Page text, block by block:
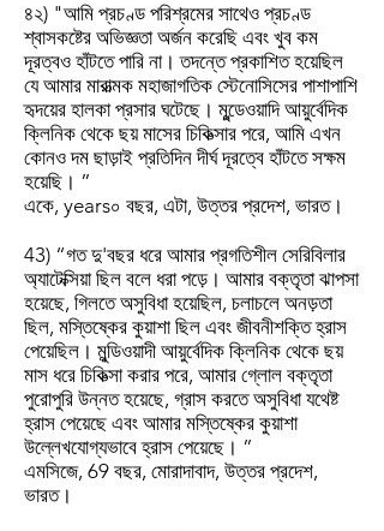
৪২) "আমি প্রচণ্ড পরিশ্রমের সাথেও প্রচণ্ড
শ্বাসকষ্টের অভিজ্ঞতা অর্জন করেছি এবং খুব কম
দূরত্বও হাঁটতে পারি না। তদন্তে প্রকাশিত হয়েছিল
যে আমার মারাত্মক মহাজাগতিক স্টেনোসিসের পাশাপাশি
হৃদয়ের হালকা প্রসার ঘটেছে। মুন্ডেওয়াদি আয়ুর্বেদিক
ক্লিনিক থেকে ছয় মাসের চিকিত্সার পরে, আমি এখন
কোনও দম ছাড়াই প্রতিদিন দীর্ঘ দূরত্বে হাঁটতে সক্ষম
হয়েছি। ”
একে, years০ বছর, এটা, উত্তর প্রদেশ, ভারত।
43) “গত দু'বছর ধরে আমার প্রগতিশীল সেরিবিলার
অ্যাটেক্সিয়া ছিল বলে ধরা পড়ে। আমার বক্তৃতা ঝাপসা
হয়েছে, গিলতে অসুবিধা হয়েছিল, চলাচলে অনড়তা
ছিল, মস্তিষ্কের কুয়াশা ছিল এবং জীবনীশক্তি হ্রাস
পেয়েছিল। মুন্ডিওয়াদী আয়ুর্বেদিক ক্লিনিক থেকে ছয়
মাস ধরে চিকিত্সা করার পরে, আমার গ্লোল বক্তৃতা
পুরোপুরি উন্নত হয়েছে, গ্রাস করতে অসুবিধা যথেষ্ট
হ্রাস পেয়েছে এবং আমার মস্তিষ্কের কুয়াশা
উল্লেখযোগ্যভাবে হ্রাস পেয়েছে। ”
এমসিজে, 69 বছর, মোরাদাবাদ, উত্তর প্রদেশ,
ভারত।